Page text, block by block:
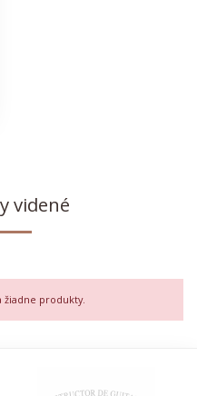
videné
žiadne produkty.